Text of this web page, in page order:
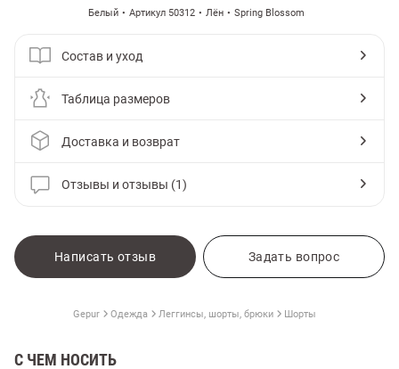
Белый Артикул 50312 Лён Spring Blossom
Состав и уход
Таблица размеров
Доставка и возврат
Отзывы и отзывы (1)
Написать отзыв Задать вопрос
Gepur Одежда Леггинсы, шорты, брюки Шорты
С ЧЕМ НОСИТЬ